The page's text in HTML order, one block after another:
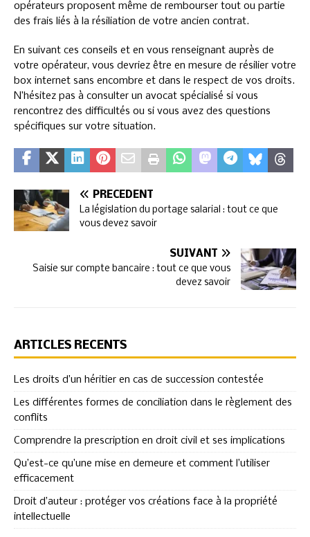
opérateurs proposent même de rembourser tout ou partie
des frais liés à la résiliation de votre ancien contrat.
En suivant ces conseils et en vous renseignant auprès de
votre opérateur, vous devriez être en mesure de résilier votre
box internet sans encombre et dans le respect de vos droits.
N’hésitez pas à consulter un avocat spécialisé si vous
rencontrez des difficultés ou si vous avez des questions
spécifiques sur votre situation.
PRÉCÉDENT
La législation du portage salarial : tout ce que
vous devez savoir
SUIVANT
Saisie sur compte bancaire : tout ce que vous
devez savoir
ARTICLES RÉCENTS
Les droits d’un héritier en cas de succession contestée
Les différentes formes de conciliation dans le règlement des
conflits
Comprendre la prescription en droit civil et ses implications
Qu’est-ce qu’une mise en demeure et comment l’utiliser
efficacement
Droit d’auteur : protéger vos créations face à la propriété
intellectuelle